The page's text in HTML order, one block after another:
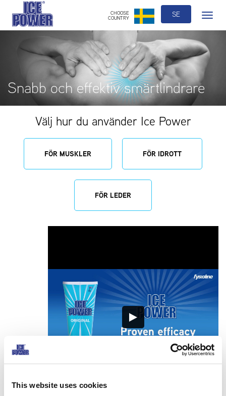
This website uses cookies
CHOOSE
COUNTRY SE
Toggle
Snabb och effektiv smärtlindrare
Välj hur du använder Ice Power
FÖR MUSKLER FÖR IDROTT
FÖR LEDER